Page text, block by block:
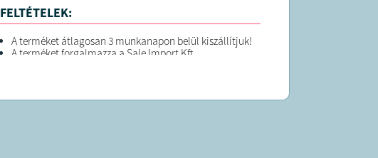
FELTÉTELEK:
A terméket átlagosan 3 munkanapon belül kiszállítjuk!
A terméket forgalmazza a Sale Import Kft.